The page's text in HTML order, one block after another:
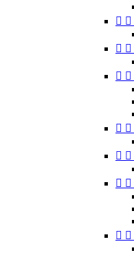
 
 
 
 
 
 
 